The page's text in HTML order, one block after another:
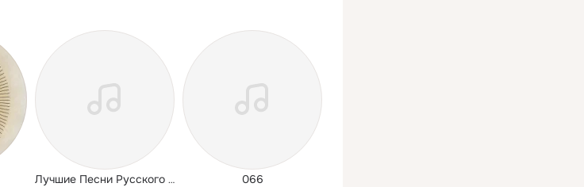
Лучшие Песни Русского Радио 066